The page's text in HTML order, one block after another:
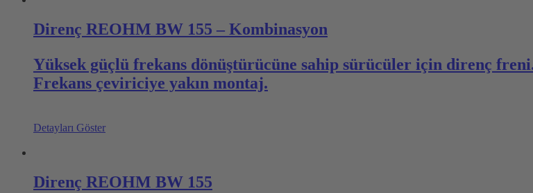
Direnç REOHM BW 155 – Kombinasyon
Yüksek güçlü frekans dönüştürücüne sahip sürücüler için direnç
Frekans çeviriciye yakın montaj.
Detayları Göster
Direnç REOHM BW 155